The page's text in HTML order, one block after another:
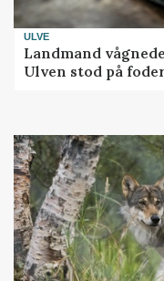
ULVE
Landmand
Ulven stod på